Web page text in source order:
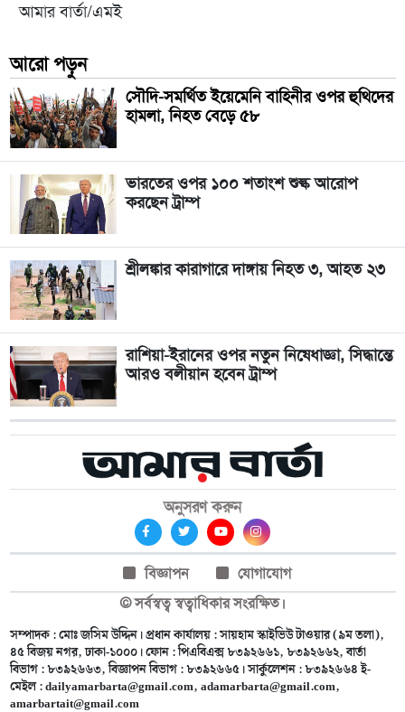
আমার বার্তা/এমই
আরো পড়ুন
সৌদি-সমর্থিত ইয়েমেনি বাহিনীর ওপর হুথিদের
হামলা, নিহত বেড়ে ৫৮
ভারতের ওপর ১০০ শতাংশ শুল্ক আরোপ
করছেন ট্রাম্প
শ্রীলঙ্কার কারাগারে দাঙ্গায় নিহত ৩, আহত ২৩
রাশিয়া-ইরানের ওপর নতুন নিষেধাজ্ঞা, সিদ্ধান্তে
আরও বলীয়ান হবেন ট্রাম্প
অনুসরণ করুন
বিজ্ঞাপন
যোগাযোগ
© সর্বস্বত্ব স্বত্বাধিকার সংরক্ষিত।
সম্পাদক : মোঃ জসিম উদ্দিন। প্রধান কার্যালয় : সায়হাম স্কাইভিউ টাওয়ার (৯ম তলা),
৪৫ বিজয় নগর, ঢাকা-১০০০। ফোন : পিএবিএক্স ৮৩৯২৬৬১, ৮৩৯২৬৬২, বার্তা
বিভাগ : ৮৩৯২৬৬৩, বিজ্ঞাপন বিভাগ : ৮৩৯২৬৬৫। সার্কুলেশন : ৮৩৯২৬৬৪ ই-
মেইল :dailyamarbarta@gmail.com,adamarbarta@gmail.com,
amarbartait@gmail.com